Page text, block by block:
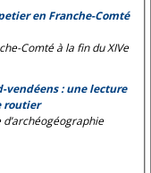
Comté
Comté à la fin du XIVe
vendéens : une lecture
routier